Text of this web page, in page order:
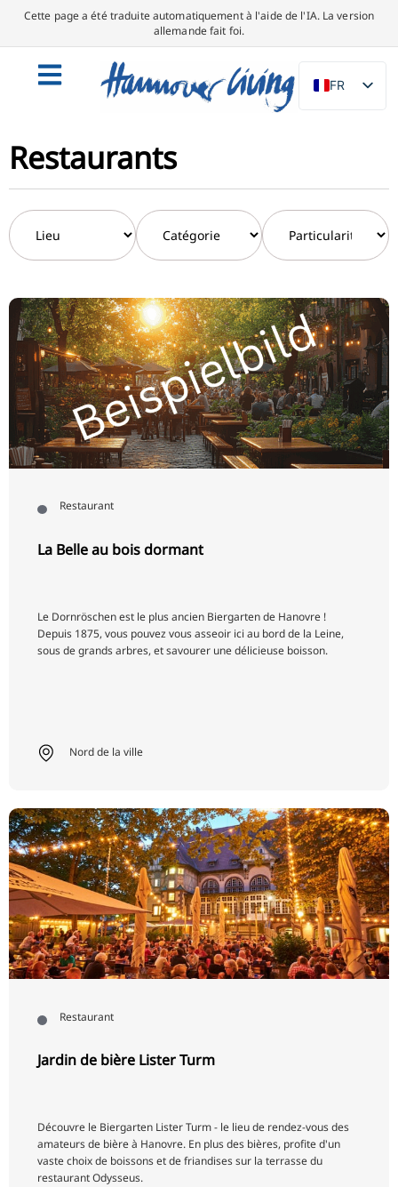
Cette page a été traduite automatiquement à l'aide de l'IA. La version
allemande fait foi.
FR
DE
ES
IT
SV
PT
TR
RU
FI
ZH
Restaurants
Restaurant
La Belle au bois dormant
Le Dornröschen est le plus ancien Biergarten de Hanovre !
Depuis 1875, vous pouvez vous asseoir ici au bord de la Leine,
sous de grands arbres, et savourer une délicieuse boisson.
Nord de la ville
Restaurant
Jardin de bière Lister Turm
Découvre le Biergarten Lister Turm - le lieu de rendez-vous des
amateurs de bière à Hanovre. En plus des bières, profite d'un
vaste choix de boissons et de friandises sur la terrasse du
restaurant Odysseus.